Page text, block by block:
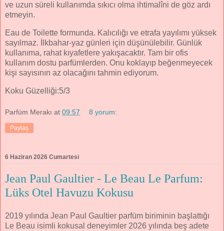
ve uzun süreli kullanımda sıkıcı olma ihtimalîni de göz ardı
etmeyin.
Eau de Toilette formunda. Kalıcılığı ve etrafa yayılımı yüksek
sayılmaz. İlkbahar-yaz günleri için düşünülebilir. Günlük
kullanıma, rahat kıyafetlere yakışacaktır. Tam bir ofis
kullanım dostu parfümlerden. Onu koklayıp beğenmeyecek
kişi sayısının az olacağını tahmin ediyorum.
Koku Güzelliği:5/3
Parfüm Merakı at 09:57 8 yorum:
Paylaş
6 Haziran 2026 Cumartesi
Jean Paul Gaultier - Le Beau Le Parfum:
Lüks Otel Havuzu Kokusu
2019 yılında Jean Paul Gaultier parfüm biriminin başlattığı
Le Beau isimli kokusal deneyimler 2026 yılında beş adete